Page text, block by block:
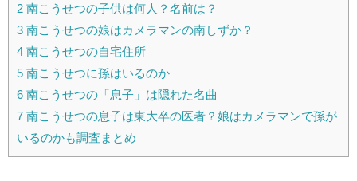
2 南こうせつの子供は何人？名前は？
3 南こうせつの娘はカメラマンの南しずか？
4 南こうせつの自宅住所
5 南こうせつに孫はいるのか
6 南こうせつの「息子」は隠れた名曲
7 南こうせつの息子は東大卒の医者？娘はカメラマンで孫が
いるのかも調査まとめ